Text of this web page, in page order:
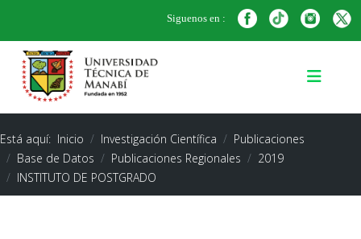
Siguenos en :
Está aquí: Inicio Investigación Científica
Publicaciones
Base de Datos
Publicaciones Regionales
2019
INSTITUTO DE POSTGRADO